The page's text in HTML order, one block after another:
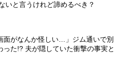
いと言うけれど諦めるべき？
面がなんか怪しい…」ジム通いで別
った!? 夫が隠していた衝撃の事実と